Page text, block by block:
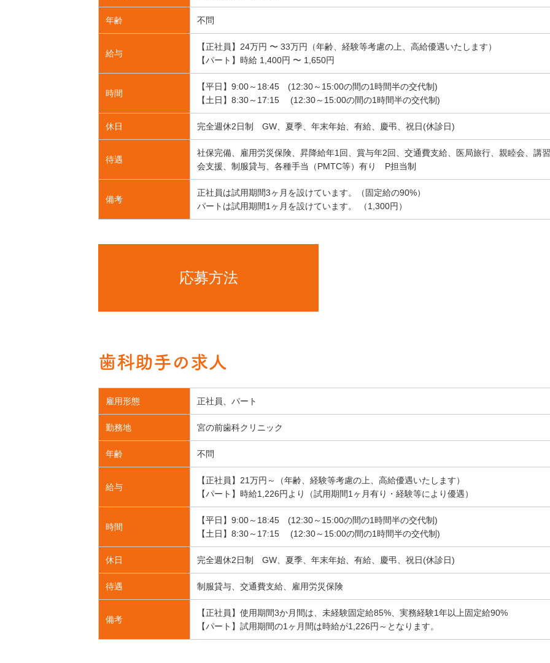
年齢 不問
給与
【正社員】24万円 〜 33万円（年齢、経験等考慮の上、高給優遇いたします）
【パート】時給 1,400円 〜 1,650円
時間
【平日】9:00～18:45 (12:30～15:00の間の1時間半の交代制)
【土日】8:30～17:15 (12:30～15:00の間の1時間半の交代制)
休日 完全週休2日制 GW、夏季、年末年始、有給、慶弔、祝日(休診日)
待遇
社保完備、雇用労災保険、昇降給年1回、賞与年2回、交通費支給、医局旅行、親睦会、講習
会支援、制服貸与、各種手当（PMTC等）有り P担当制
備考
正社員は試用期間3ヶ月を設けています。（固定給の90%）
パートは試用期間1ヶ月を設けています。 （1,300円）
応募方法
歯科助手の求人
雇用形態 正社員、パート
勤務地 宮の前歯科クリニック
年齢 不問
給与
【正社員】21万円～（年齢、経験等考慮の上、高給優遇いたします）
【パート】時給1,226円より（試用期間1ヶ月有り・経験等により優遇）
時間
【平日】9:00～18:45 (12:30～15:00の間の1時間半の交代制)
【土日】8:30～17:15 (12:30～15:00の間の1時間半の交代制)
休日 完全週休2日制 GW、夏季、年末年始、有給、慶弔、祝日(休診日)
待遇 制服貸与、交通費支給、雇用労災保険
備考
【正社員】使用期間3か月間は、未経験固定給85%、実務経験1年以上固定給90%
【パート】試用期間の1ヶ月間は時給が1,226円～となります。